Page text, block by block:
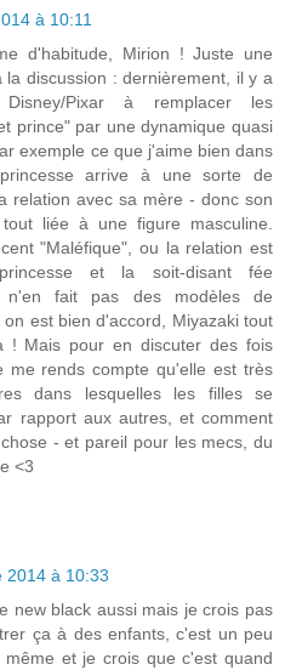
à 10:11
d'habitude, Mirion ! Juste une
discussion : dernièrement, il y a
Pixar à remplacer les
prince" par une dynamique quasi
exemple ce que j'aime bien dans
arrive à une sorte de
relation avec sa mère - donc son
liée à une figure masculine.
"Maléfique", ou la relation est
et la soit-disant fée
n'en fait pas des modèles de
est bien d'accord, Miyazaki tout
! Mais pour en discuter des fois
me rends compte qu'elle est très
dans lesquelles les filles se
rapport aux autres, et comment
- et pareil pour les mecs, du
<3
2014 à 10:33
new black aussi mais je crois pas
ça à des enfants, c'est un peu
et je crois que c'est quand